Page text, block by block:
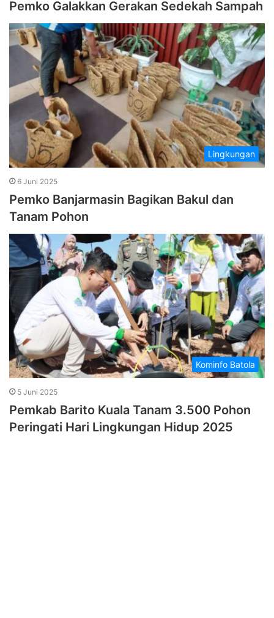
Pemko Galakkan Gerakan Sedekah Sampah
Lingkungan
6 Juni 2025
Pemko Banjarmasin Bagikan Bakul dan
Tanam Pohon
Kominfo Batola
5 Juni 2025
Pemkab Barito Kuala Tanam 3.500 Pohon
Peringati Hari Lingkungan Hidup 2025